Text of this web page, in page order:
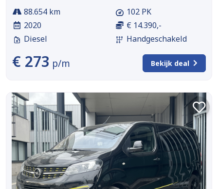
88.654 km
2020
Diesel
102 PK
€ 14.390,-
Handgeschakeld
€ 273 p/m Bekijk deal